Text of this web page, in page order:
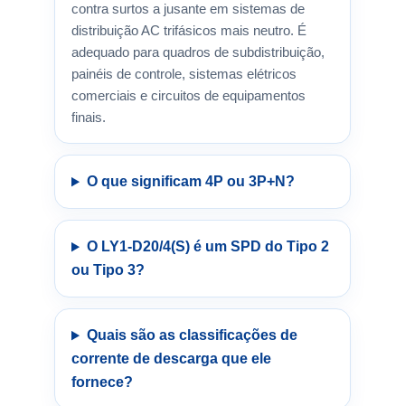
contra surtos a jusante em sistemas de
distribuição AC trifásicos mais neutro. É
adequado para quadros de subdistribuição,
painéis de controle, sistemas elétricos
comerciais e circuitos de equipamentos
finais.
O que significam 4P ou 3P+N?
O LY1-D20/4(S) é um SPD do Tipo 2
ou Tipo 3?
Quais são as classificações de
corrente de descarga que ele
fornece?